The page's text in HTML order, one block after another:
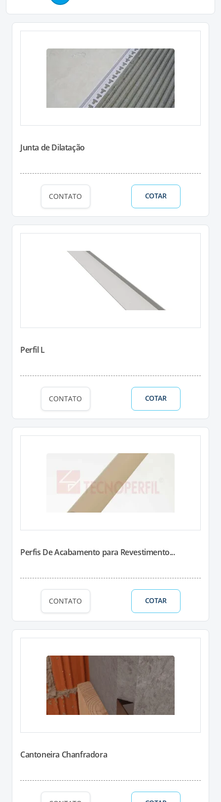
Junta de Dilatação
CONTATO COTAR
Perfil L
CONTATO COTAR
Perfis De Acabamento para Revestimento...
CONTATO COTAR
Cantoneira Chanfradora